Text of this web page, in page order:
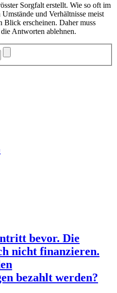
Sorgfalt erstellt. Wie so oft im
und Verhältnisse meist
Blick erscheinen. Daher muss
Antworten ablehnen.
bevor. Die
nicht finanzieren.
bezahlt werden?